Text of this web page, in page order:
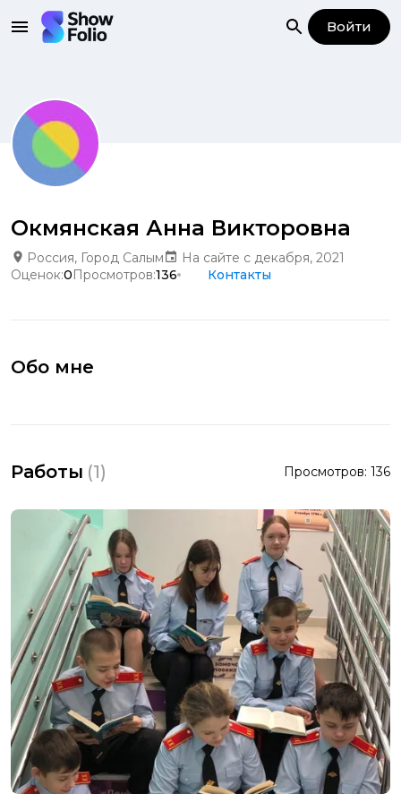
Войти
Окмянская Анна Викторовна
Россия, Город Салым
На сайте с декабря, 2021
Оценок:0Просмотров:136 Контакты
Обо мне
Работы (1) Просмотров: 136